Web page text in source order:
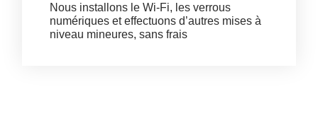
Nous installons le Wi-Fi, les verrous
numériques et effectuons d’autres mises à
niveau mineures, sans frais